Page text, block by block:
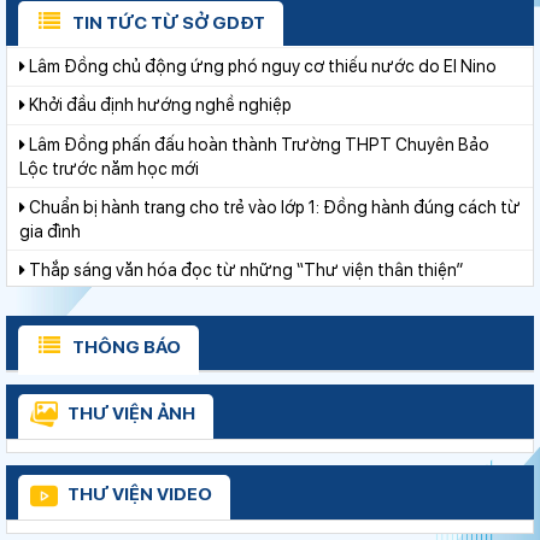
TIN TỨC TỪ SỞ GDĐT
Lâm Đồng chủ động ứng phó nguy cơ thiếu nước do El Nino
Khởi đầu định hướng nghề nghiệp
Lộc trước năm học mới
gia đình
Gieo mầm hiếu học nơi vùng xa
Bảo đảm ngày khai giảng thực sự là ngày hội của học sinh và
giáo viên
Lâm Đồng tập huấn cán bộ quản lý ngành Giáo dục, sẵn sàng
cho năm học 2026 - 2027
Từ khát vọng dân giàu, nước mạnh đến lý luận kinh tế thị
trường định hướng XHCN trong kỷ nguyên mới - Bài 1: Khẳng
định tư tưởng Hồ Chí Minh, đấu tranh với luận điệu xuyên tạc
THÔNG BÁO
THƯ VIỆN ẢNH
THƯ VIỆN VIDEO